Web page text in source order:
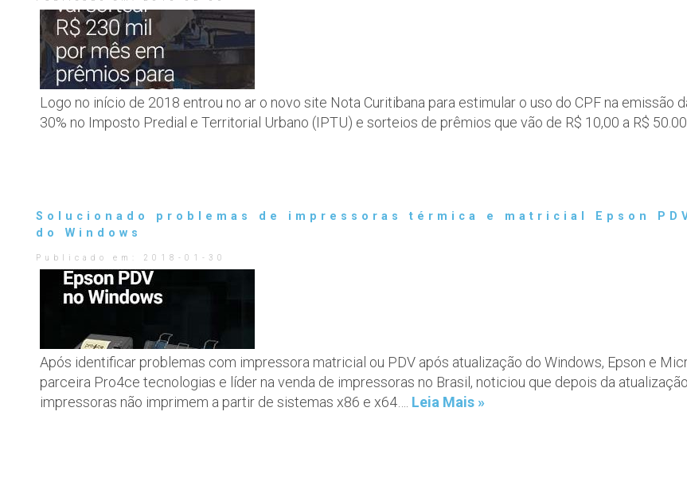
Logo no início de 2018 entrou no ar o novo site Nota Curitibana para estimular o uso do CPF na
30% no Imposto Predial e Territorial Urbano (IPTU) e sorteios de prêmios que vão de R$ 10,00 a R$
Solucionado problemas de impressoras térmica e matricial Epson
do Windows
Publicado em: 2018-01-30
Após identificar problemas com impressora matricial ou PDV após atualização do Windows, Epson e
parceira Pro4ce tecnologias e líder na venda de impressoras no Brasil, noticiou que depois da
impressoras não imprimem a partir de sistemas x86 e x64…. Leia Mais »